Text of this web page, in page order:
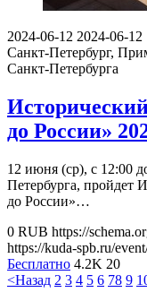
2024-06-12 2024-06-12
Санкт-Петербург,
Санкт-Петербурга
до России»
12 июня (ср), с 12:00
Петербурга, пройдет
до России»…
0 RUB https://
https://kuda-spb.ru/
Бесплатно 4.2K 20
<Назад 2 3 4 5 6 78 9